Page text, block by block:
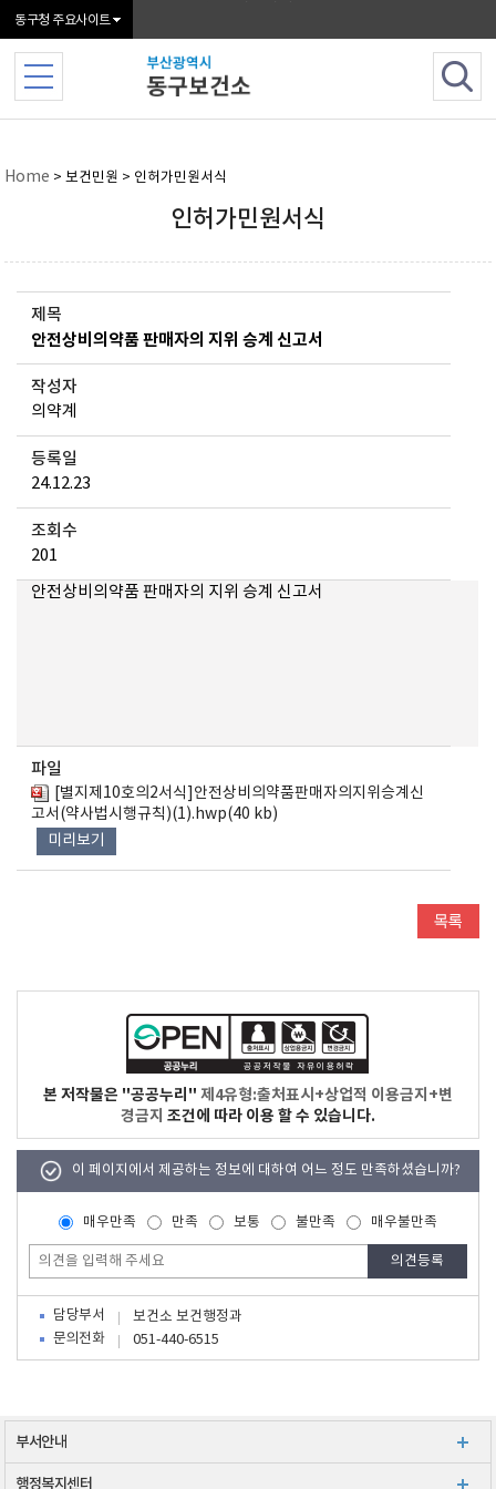
동구청 주요사이트
Home > 보건민원 > 인허가민원서식
인허가민원서식
제목
안전상비의약품 판매자의 지위 승계 신고서
작성자
의약계
등록일
24.12.23
조회수
201
안전상비의약품 판매자의 지위 승계 신고서
파일
[별지제10호의2서식]안전상비의약품판매자의지위승계신
고서(약사법시행규칙)(1).hwp(40 kb)
미리보기
본 저작물은 "공공누리" 제4유형:출처표시+상업적 이용금지+변
경금지 조건에 따라 이용 할 수 있습니다.
이 페이지에서 제공하는 정보에 대하여 어느 정도 만족하셨습니까?
매우만족 만족 보통 불만족 매우불만족
담당부서
보건소 보건행정과
문의전화
051-440-6515
부서안내
행정복지센터